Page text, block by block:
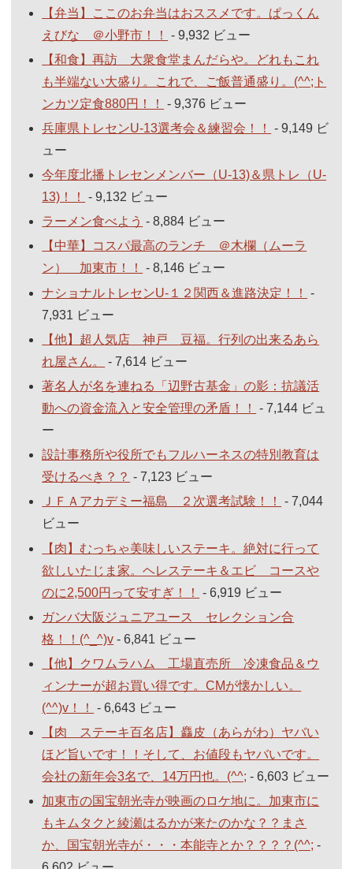
【弁当】ここのお弁当はおススメです。ぱっくん
えびな ＠小野市！！
- 9,932 ビュー
【和食】再訪 大衆食堂まんだらや。どれもこれ
も半端ない大盛り。これで、ご飯普通盛り。(^^;ト
ンカツ定食880円！！
- 9,376 ビュー
兵庫県トレセンU-13選考会＆練習会！！
- 9,149 ビ
ュー
今年度北播トレセンメンバー（U-13)＆県トレ（U-
13)！！
- 9,132 ビュー
ラーメン食べよう - 8,884 ビュー
【中華】コスパ最高のランチ ＠木欄（ムーラ
ン） 加東市！！
- 8,146 ビュー
ナショナルトレセンU-１２関西＆進路決定！！
-
7,931 ビュー
【他】超人気店 神戸 豆福。行列の出来るあら
れ屋さん。
- 7,614 ビュー
著名人が名を連ねる「辺野古基金」の影：抗議活
動への資金流入と安全管理の矛盾！！
- 7,144 ビュ
ー
設計事務所や役所でもフルハーネスの特別教育は
受けるべき？？ - 7,123 ビュー
ＪＦＡアカデミー福島 ２次選考試験！！
- 7,044
ビュー
【肉】むっちゃ美味しいステーキ。絶対に行って
欲しいたじま家。ヘレステーキ＆エビ コースや
のに2,500円って安すぎ！！
- 6,919 ビュー
ガンバ大阪ジュニアユース セレクション合
格！！(^_^)v - 6,841 ビュー
【他】クワムラハム 工場直売所 冷凍食品＆ウ
ィンナーが超お買い得です。CMが懐かしい。
(^^)v！！
- 6,643 ビュー
【肉 ステーキ百名店】麤皮（あらがわ）ヤバい
ほど旨いです！！そして、お値段もヤバいです。
会社の新年会3名で、14万円也。(^^; - 6,603 ビュー
加東市の国宝朝光寺が映画のロケ地に。加東市に
もキムタクと綾瀬はるかが来たのかな？？まさ
か、国宝朝光寺が・・・本能寺とか？？？？(^^; -